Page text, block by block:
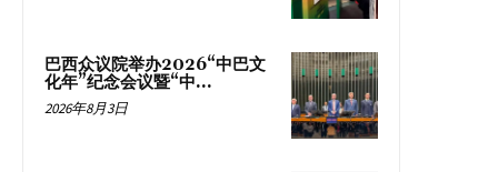
巴西众议院举办2026“中巴文
化年”纪念会议暨“中...
2026年8月3日